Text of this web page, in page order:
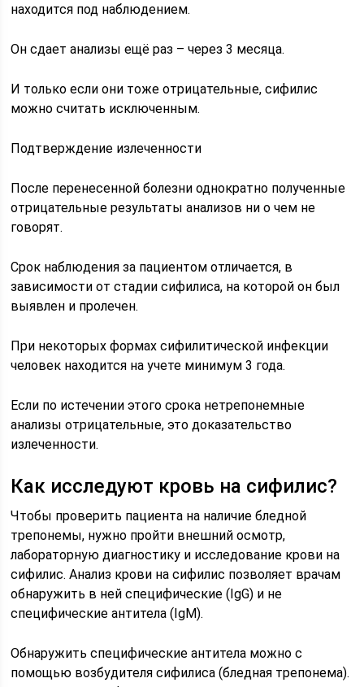
находится под наблюдением.
Он сдает анализы ещё раз – через 3 месяца.
И только если они тоже отрицательные, сифилис
можно считать исключенным.
Подтверждение излеченности
После перенесенной болезни однократно полученные
отрицательные результаты анализов ни о чем не
говорят.
Срок наблюдения за пациентом отличается, в
зависимости от стадии сифилиса, на которой он был
выявлен и пролечен.
При некоторых формах сифилитической инфекции
человек находится на учете минимум 3 года.
Если по истечении этого срока нетрепонемные
анализы отрицательные, это доказательство
излеченности.
Как исследуют кровь на сифилис?
Чтобы проверить пациента на наличие бледной
трепонемы, нужно пройти внешний осмотр,
лабораторную диагностику и исследование крови на
сифилис. Анализ крови на сифилис позволяет врачам
обнаружить в ней специфические (IgG) и не
специфические антитела (IgM).
Обнаружить специфические антитела можно с
помощью возбудителя сифилиса (бледная трепонема).